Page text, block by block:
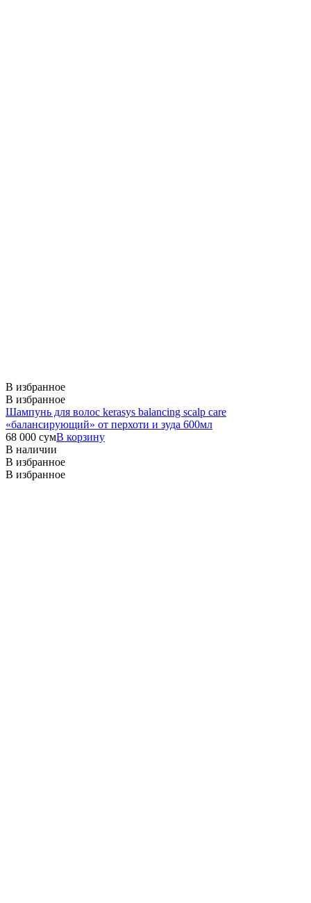
В избранное
В избранное
Шампунь для волос kerasys balancing scalp care
«балансирующий» от перхоти и зуда 600мл
68 000 сумВ корзину
В наличии
В избранное
В избранное